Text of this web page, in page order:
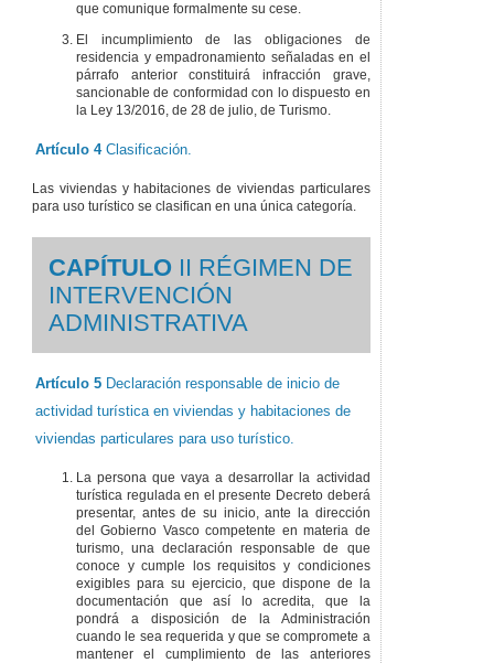
que comunique formalmente su cese.
El incumplimiento de las obligaciones de
residencia y empadronamiento señaladas en el
párrafo anterior constituirá infracción grave,
sancionable de conformidad con lo dispuesto en
la Ley 13/2016, de 28 de julio, de Turismo.
Artículo 4 Clasificación.
Las viviendas y habitaciones de viviendas particulares
para uso turístico se clasifican en una única categoría.
CAPÍTULO II RÉGIMEN DE
INTERVENCIÓN
ADMINISTRATIVA
Artículo 5 Declaración responsable de inicio de
actividad turística en viviendas y habitaciones de
viviendas particulares para uso turístico.
La persona que vaya a desarrollar la actividad
turística regulada en el presente Decreto deberá
presentar, antes de su inicio, ante la dirección
del Gobierno Vasco competente en materia de
turismo, una declaración responsable de que
conoce y cumple los requisitos y condiciones
exigibles para su ejercicio, que dispone de la
documentación que así lo acredita, que la
pondrá a disposición de la Administración
cuando le sea requerida y que se compromete a
mantener el cumplimiento de las anteriores